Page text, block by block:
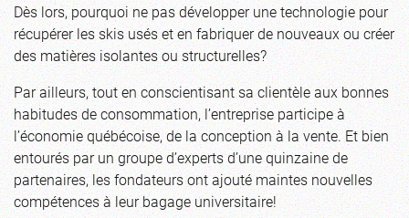
Dès lors, pourquoi ne pas développer une technologie pour
récupérer les skis usés et en fabriquer de nouveaux ou créer
des matières isolantes ou structurelles?
Par ailleurs, tout en conscientisant sa clientèle aux bonnes
habitudes de consommation, l’entreprise participe à
l’économie québécoise, de la conception à la vente. Et bien
entourés par un groupe d’experts d’une quinzaine de
partenaires, les fondateurs ont ajouté maintes nouvelles
compétences à leur bagage universitaire!